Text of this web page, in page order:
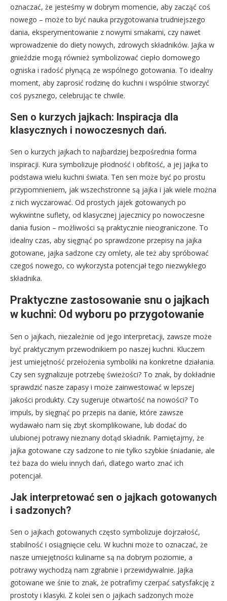
oznaczać, że jesteśmy w dobrym momencie, aby zacząć coś
nowego – może to być nauka przygotowania trudniejszego
dania, eksperymentowanie z nowymi smakami, czy nawet
wprowadzenie do diety nowych, zdrowych składników. Jajka w
gnieździe mogą również symbolizować ciepło domowego
ogniska i radość płynącą ze wspólnego gotowania. To idealny
moment, aby zaprosić rodzinę do kuchni i wspólnie stworzyć
coś pysznego, celebrując te chwile.
Sen o kurzych jajkach: Inspiracja dla
klasycznych i nowoczesnych dań.
Sen o kurzych jajkach to najbardziej bezpośrednia forma
inspiracji. Kura symbolizuje płodność i obfitość, a jej jajka to
podstawa wielu kuchni świata. Ten sen może być po prostu
przypomnieniem, jak wszechstronne są jajka i jak wiele można
z nich wyczarować. Od prostych jajek gotowanych po
wykwintne suflety, od klasycznej jajecznicy po nowoczesne
dania fusion – możliwości są praktycznie nieograniczone. To
idealny czas, aby sięgnąć po sprawdzone przepisy na jajka
gotowane, jajka sadzone czy omlety, ale też aby spróbować
czegoś nowego, co wykorzysta potencjał tego niezwykłego
składnika.
Praktyczne zastosowanie snu o jajkach
w kuchni: Od wyboru po przygotowanie
Sen o jajkach, niezależnie od jego interpretacji, zawsze może
być praktycznym przewodnikiem po naszej kuchni. Kluczem
jest umiejętność przełożenia symboliki na konkretne działania.
Czy sen sygnalizuje potrzebę świeżości? To znak, by dokładnie
sprawdzić nasze zapasy i może zainwestować w lepszej
jakości produkty. Czy sugeruje otwartość na nowości? To
impuls, by sięgnąć po przepis na danie, które zawsze
wydawało nam się zbyt skomplikowane, lub dodać do
ulubionej potrawy nieznany dotąd składnik. Pamiętajmy, że
jajka gotowane czy sadzone to nie tylko szybkie śniadanie, ale
też baza do wielu innych dań, dlatego warto znać ich
potencjał.
Jak interpretować sen o jajkach gotowanych
i sadzonych?
Sen o jajkach gotowanych często symbolizuje dojrzałość,
stabilność i osiągnięcie celu. W kuchni może to oznaczać, że
nasze umiejętności kulinarne są na dobrym poziomie, a
potrawy wychodzą nam zgrabnie i przewidywalnie. Jajka
gotowane we śnie to znak, że potrafimy czerpać satysfakcję z
prostoty i klasyki. Z kolei sen o jajkach sadzonych może